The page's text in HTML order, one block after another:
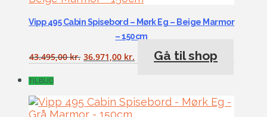
Vipp 495 Cabin Spisebord – Mørk Eg – Beige Marmor
– 150cm
43.495,00kr. 36.971,00 kr. Gå til shop
TILBUD